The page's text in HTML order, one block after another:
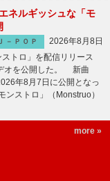
ネルギッシュな「モ
Ｊ－ＰＯＰ
2026年8月8日
トロ」を配信リリース
オを公開した。 新曲
年8月7日に公開となっ
ストロ」（Monstruo）
more »